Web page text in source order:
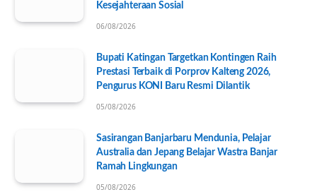
Kesejahteraan Sosial
06/08/2026
Bupati Katingan Targetkan Kontingen Raih
Prestasi Terbaik di Porprov Kalteng 2026,
Pengurus KONI Baru Resmi Dilantik
05/08/2026
Sasirangan Banjarbaru Mendunia, Pelajar
Australia dan Jepang Belajar Wastra Banjar
Ramah Lingkungan
05/08/2026